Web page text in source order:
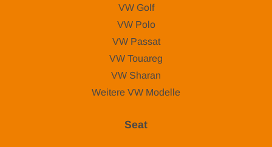
VW Golf
VW Polo
VW Passat
VW Touareg
VW Sharan
Weitere VW Modelle
Seat